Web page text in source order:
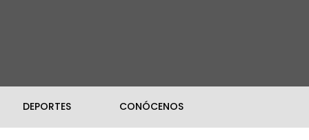
DEPORTES CONÓCENOS